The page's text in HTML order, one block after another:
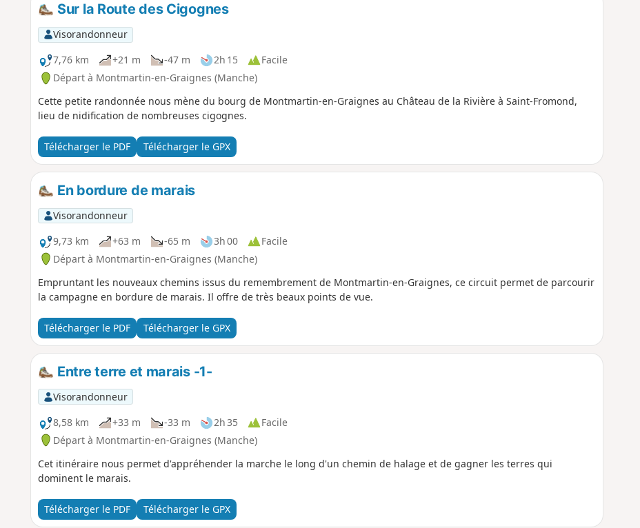
Sur la Route des Cigognes
Visorandonneur
7,76 km
+21 m -47 m 2h 15
Facile
Départ à Montmartin-en-Graignes (Manche)
Cette petite randonnée nous mène du bourg de Montmartin-en-Graignes au Château de la Rivière à Saint-Fromond,
lieu de nidification de nombreuses cigognes.
Télécharger le PDF Télécharger le GPX
En bordure de marais
Visorandonneur
9,73 km
+63 m -65 m 3h 00
Facile
Départ à Montmartin-en-Graignes (Manche)
Empruntant les nouveaux chemins issus du remembrement de Montmartin-en-Graignes, ce circuit permet de parcourir
la campagne en bordure de marais. Il offre de très beaux points de vue.
Télécharger le PDF Télécharger le GPX
Entre terre et marais -1-
Visorandonneur
8,58 km
+33 m -33 m 2h 35
Facile
Départ à Montmartin-en-Graignes (Manche)
Cet itinéraire nous permet d'appréhender la marche le long d'un chemin de halage et de gagner les terres qui
dominent le marais.
Télécharger le PDF Télécharger le GPX